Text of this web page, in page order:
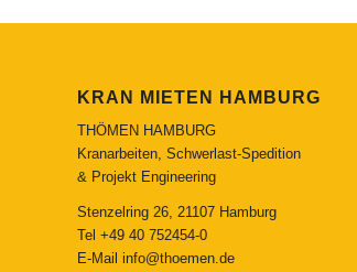
KRAN MIETEN HAMBURG
THÖMEN HAMBURG
Kranarbeiten, Schwerlast-Spedition
& Projekt Engineering
Stenzelring 26, 21107 Hamburg
Tel +49 40 752454-0
E-Mail info@thoemen.de